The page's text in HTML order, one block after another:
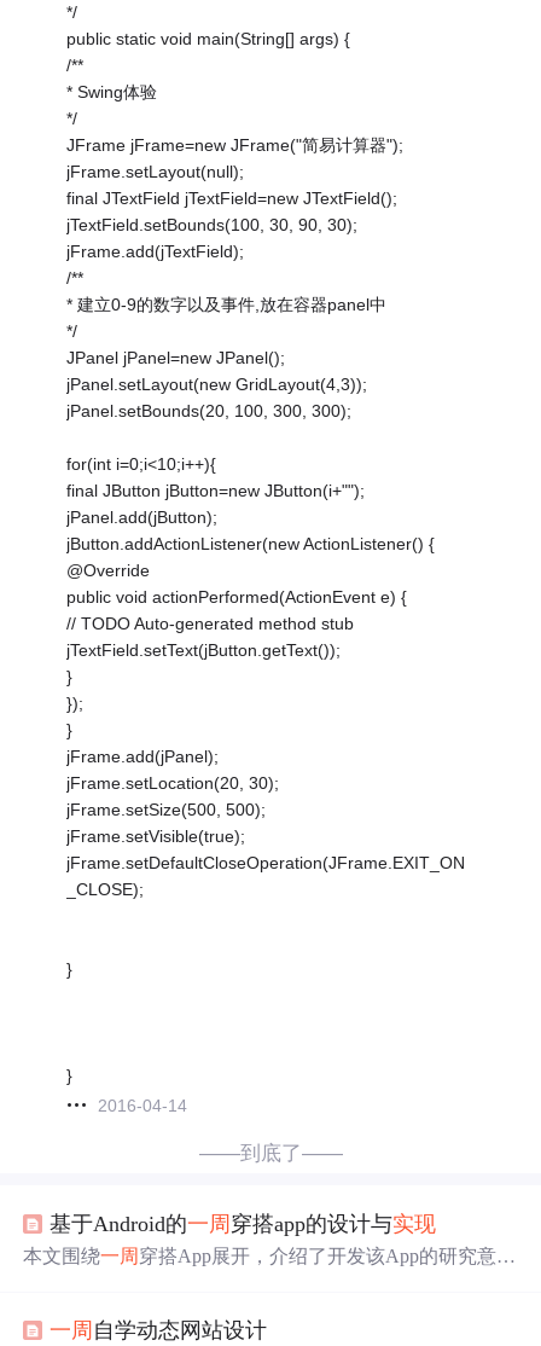
*/
public static void main(String[] args) {
/**
* Swing体验
*/
JFrame jFrame=new JFrame("简易计算器");
jFrame.setLayout(null);
final JTextField jTextField=new JTextField();
jTextField.setBounds(100, 30, 90, 30);
jFrame.add(jTextField);
/**
* 建立0-9的数字以及事件,放在容器panel中
*/
JPanel jPanel=new JPanel();
jPanel.setLayout(new GridLayout(4,3));
jPanel.setBounds(20, 100, 300, 300);
for(int i=0;i<10;i++){
final JButton jButton=new JButton(i+"");
jPanel.add(jButton);
jButton.addActionListener(new ActionListener() {
@Override
public void actionPerformed(ActionEvent e) {
// TODO Auto-generated method stub
jTextField.setText(jButton.getText());
}
});
}
jFrame.add(jPanel);
jFrame.setLocation(20, 30);
jFrame.setSize(500, 500);
jFrame.setVisible(true);
jFrame.setDefaultCloseOperation(JFrame.EXIT_ON
_CLOSE);
}
}
2016-04-14
——到底了——
基于Android的一周 穿搭app的设计与实现
本文围绕一周 穿搭App展开，介绍了开发该App的研究意
可行性，旨在设计并 实现具备多种
一周 自学动态网站设计